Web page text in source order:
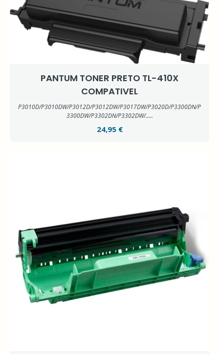
PANTUM TONER PRETO TL-410X
COMPATIVEL
P3010D/P3010DW/P3012D/P3012DW/P3017DW/P3020D/P3300DN/P
3300DW/P3302DN/P3302DW/.....
24,95 €